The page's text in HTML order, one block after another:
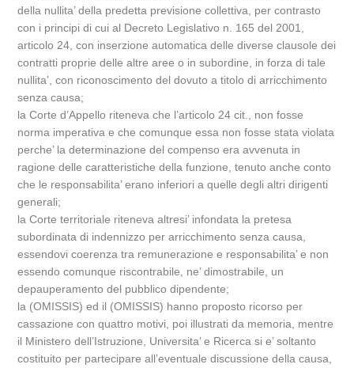
della nullita’ della predetta previsione collettiva, per contrasto
con i principi di cui al Decreto Legislativo n. 165 del 2001,
articolo 24, con inserzione automatica delle diverse clausole dei
contratti proprie delle altre aree o in subordine, in forza di tale
nullita’, con riconoscimento del dovuto a titolo di arricchimento
senza causa;
la Corte d’Appello riteneva che l’articolo 24 cit., non fosse
norma imperativa e che comunque essa non fosse stata violata
perche’ la determinazione del compenso era avvenuta in
ragione delle caratteristiche della funzione, tenuto anche conto
che le responsabilita’ erano inferiori a quelle degli altri dirigenti
generali;
la Corte territoriale riteneva altresi’ infondata la pretesa
subordinata di indennizzo per arricchimento senza causa,
essendovi coerenza tra remunerazione e responsabilita’ e non
essendo comunque riscontrabile, ne’ dimostrabile, un
depauperamento del pubblico dipendente;
la (OMISSIS) ed il (OMISSIS) hanno proposto ricorso per
cassazione con quattro motivi, poi illustrati da memoria, mentre
il Ministero dell’Istruzione, Universita’ e Ricerca si e’ soltanto
costituito per partecipare all’eventuale discussione della causa,